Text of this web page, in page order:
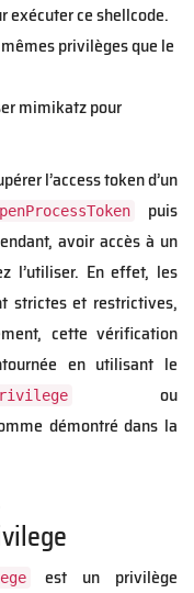
exécuter ce shellcode.
privilèges que le
mimikatz pour
l’access token d’un
puis
avoir accès à un
l’utiliser. En effet, les
strictes et restrictives,
cette vérification
en utilisant le
ou
démontré dans la
est un privilège